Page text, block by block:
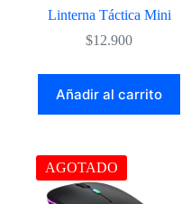
Linterna Táctica Mini
$12.900
Añadir al carrito
AGOTADO